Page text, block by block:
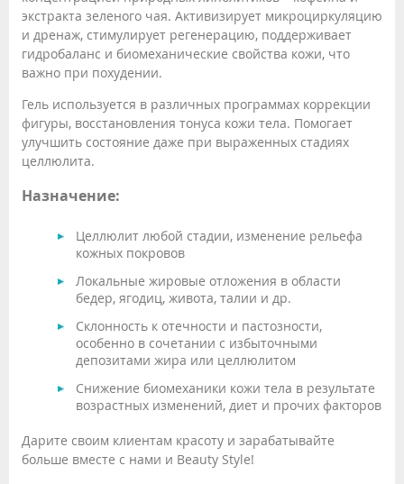
экстракта зеленого чая. Активизирует микроциркуляцию
и дренаж, стимулирует регенерацию, поддерживает
гидробаланс и биомеханические свойства кожи, что
важно при похудении.
Гель используется в различных программах коррекции
фигуры, восстановления тонуса кожи тела. Помогает
улучшить состояние даже при выраженных стадиях
целлюлита.
Назначение:
Целлюлит любой стадии, изменение рельефа
кожных покровов
Локальные жировые отложения в области
бедер, ягодиц, живота, талии и др.
Склонность к отечности и пастозности,
особенно в сочетании с избыточными
депозитами жира или целлюлитом
Снижение биомеханики кожи тела в результате
возрастных изменений, диет и прочих факторов
Дарите своим клиентам красоту и зарабатывайте
больше вместе с нами и Beauty Style!